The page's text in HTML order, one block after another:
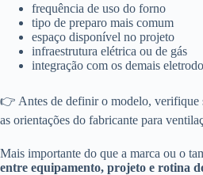
frequência de uso do forno
tipo de preparo mais comum
espaço disponível no projeto
infraestrutura elétrica ou de gás
integração com os demais
👉 Antes de definir o modelo, verifique
as orientações do fabricante para
Mais importante do que a marca ou o
entre equipamento, projeto e rotina